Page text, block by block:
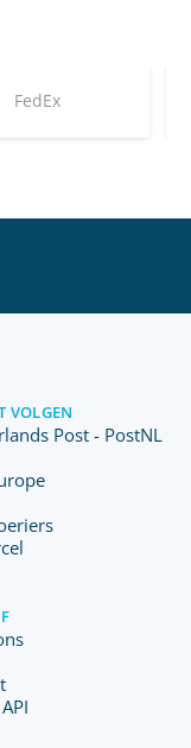
FedEx
VOLGEN
Post - PostNL